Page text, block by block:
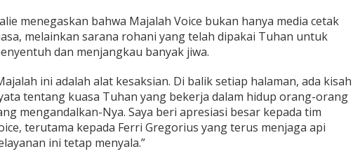
d
i
a
i
g
i
t
a
l
menegaskan bahwa Majalah Voice bukan hanya media cetak
melainkan sarana rohani yang telah dipakai Tuhan untuk
dan menjangkau banyak jiwa.
ini adalah alat kesaksian. Di balik setiap halaman, ada kisah
tentang kuasa Tuhan yang bekerja dalam hidup orang-orang
mengandalkan-Nya. Saya beri apresiasi besar kepada tim
terutama kepada Ferri Gregorius yang terus menjaga api
ini tetap menyala.”